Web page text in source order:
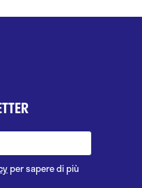
per sapere di più